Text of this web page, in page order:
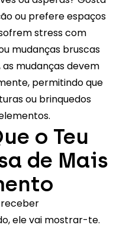
ou prefere espaços
stress com
mudanças bruscas
mudanças devem
permitindo que
ou brinquedos
o Teu
de Mais
ele vai mostrar-te.